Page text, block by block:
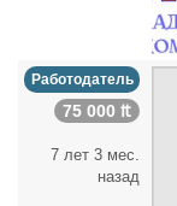
Работодатель
75 000 ₶
7 лет 3 мес.
назад